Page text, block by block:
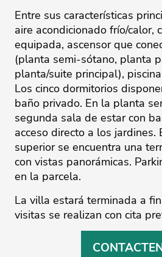
Entre sus características
aire acondicionado frío/calor,
equipada, ascensor que
(planta semi-sótano, planta
planta/suite principal),
Los cinco dormitorios
baño privado. En la planta
segunda sala de estar con
acceso directo a los jardines.
superior se encuentra ‌una
con vistas ‌panorámicas.
en ‌la ‌parcela.
La ‌villa ‌estará ‌terminada a
‌visitas ‌se ‌realizan ‌con ‌cita